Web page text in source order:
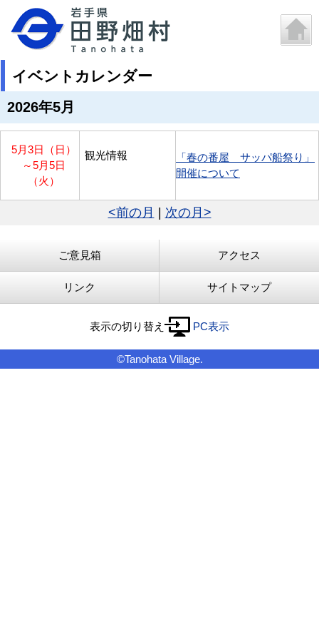
イベントカレンダー
2026年5月
5月3日（日）
～5月5日
（火）
観光情報
「春の番屋 サッパ船祭り」
開催について
<前の月 次の月>
ご意見箱 アクセス
リンク サイトマップ
表示の切り替え PC表示
©Tanohata Village.